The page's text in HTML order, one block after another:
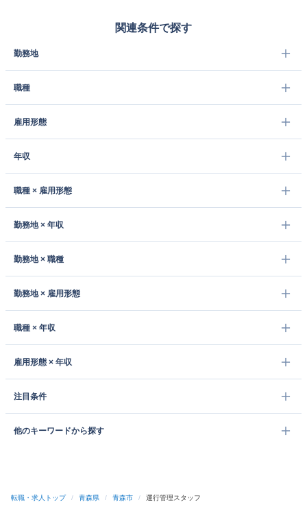
関連条件で探す
勤務地
職種
雇用形態
年収
職種 × 雇用形態
勤務地 × 年収
勤務地 × 職種
勤務地 × 雇用形態
職種 × 年収
雇用形態 × 年収
注目条件
他のキーワードから探す
転職・求人トップ / 青森県 / 青森市 / 運行管理スタッフ